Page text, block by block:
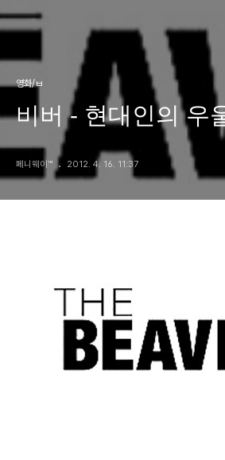
영화/ㅂ
비버 - 현대인의 우
페니웨이™ 2012. 4. 16. 11:37